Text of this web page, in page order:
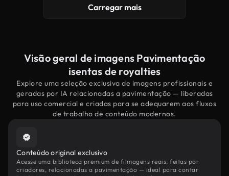
Carregar mais
Visão geral de imagens Pavimentação
isentas de royalties
Explore uma seleção exclusiva de imagens profissionais e
geradas por IA relacionadas a pavimentação — liberadas
para uso comercial e criadas para se adequarem aos fluxos
de trabalho de conteúdo modernos.
Conteúdo original exclusivo
Acesse uma biblioteca premium de filmagens reais, feitas por
criadores, relacionadas a pavimentação — ideal para contar